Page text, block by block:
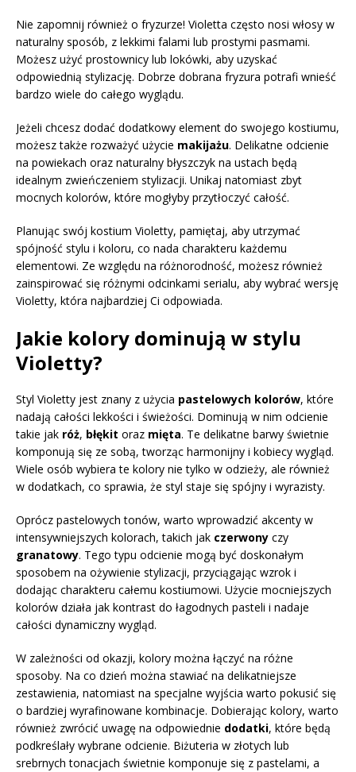
Nie zapomnij również o fryzurze! Violetta często nosi włosy w
naturalny sposób, z lekkimi falami lub prostymi pasmami.
Możesz użyć prostownicy lub lokówki, aby uzyskać
odpowiednią stylizację. Dobrze dobrana fryzura potrafi wnieść
bardzo wiele do całego wyglądu.
Jeżeli chcesz dodać dodatkowy element do swojego kostiumu,
możesz także rozważyć użycie makijażu. Delikatne odcienie
na powiekach oraz naturalny błyszczyk na ustach będą
idealnym zwieńczeniem stylizacji. Unikaj natomiast zbyt
mocnych kolorów, które mogłyby przytłoczyć całość.
Planując swój kostium Violetty, pamiętaj, aby utrzymać
spójność stylu i koloru, co nada charakteru każdemu
elementowi. Ze względu na różnorodność, możesz również
zainspirować się różnymi odcinkami serialu, aby wybrać wersję
Violetty, która najbardziej Ci odpowiada.
Jakie kolory dominują w stylu
Violetty?
Styl Violetty jest znany z użycia pastelowych kolorów, które
nadają całości lekkości i świeżości. Dominują w nim odcienie
takie jak róż, błękit oraz mięta. Te delikatne barwy świetnie
komponują się ze sobą, tworząc harmonijny i kobiecy wygląd.
Wiele osób wybiera te kolory nie tylko w odzieży, ale również
w dodatkach, co sprawia, że styl staje się spójny i wyrazisty.
Oprócz pastelowych tonów, warto wprowadzić akcenty w
intensywniejszych kolorach, takich jak czerwony czy
granatowy. Tego typu odcienie mogą być doskonałym
sposobem na ożywienie stylizacji, przyciągając wzrok i
dodając charakteru całemu kostiumowi. Użycie mocniejszych
kolorów działa jak kontrast do łagodnych pasteli i nadaje
całości dynamiczny wygląd.
W zależności od okazji, kolory można łączyć na różne
sposoby. Na co dzień można stawiać na delikatniejsze
zestawienia, natomiast na specjalne wyjścia warto pokusić się
o bardziej wyrafinowane kombinacje. Dobierając kolory, warto
również zwrócić uwagę na odpowiednie dodatki, które będą
podkreślały wybrane odcienie. Biżuteria w złotych lub
srebrnych tonacjach świetnie komponuje się z pastelami, a